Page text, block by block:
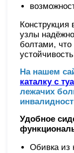
Конструкция
узлы
болтами, что
На нашем
каталку с
лежачих
Удобное
Обивка из